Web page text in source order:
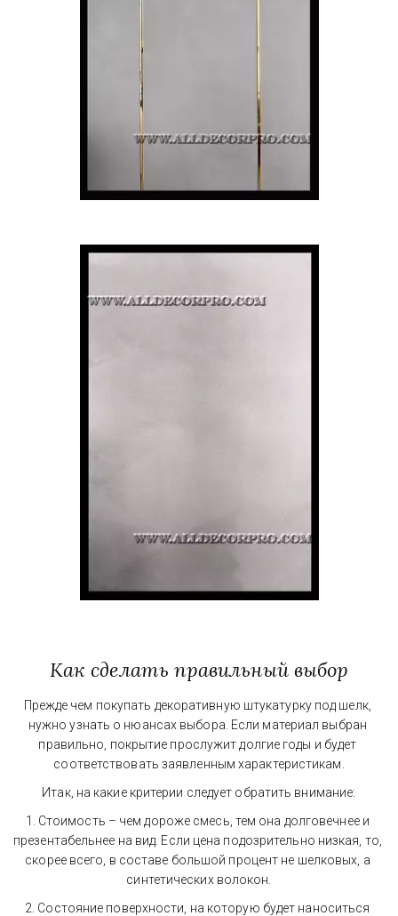
Как сделать правильный выбор
Прежде чем покупать декоративную штукатурку под шелк,
нужно узнать о нюансах выбора. Если материал выбран
правильно, покрытие прослужит долгие годы и будет
соответствовать заявленным характеристикам.
Итак, на какие критерии следует обратить внимание:
1. Стоимость – чем дороже смесь, тем она долговечнее и
презентабельнее на вид. Если цена подозрительно низкая, то,
скорее всего, в составе большой процент не шелковых, а
синтетических волокон.
2. Состояние поверхности, на которую будет наноситься